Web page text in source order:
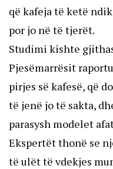
që kafeja të ketë
por jo në të tjerët.
Studimi kishte
Pjesëmarrësit
pirjes së kafesë, që
të jenë jo të sakta,
parasysh modelet
Ekspertët thonë se
të ulët të vdekjes